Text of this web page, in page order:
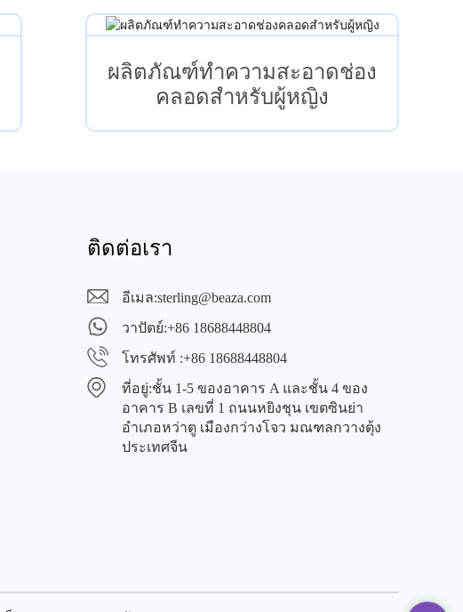
ผลิตภัณฑ์ทำความสะอาดช่อง
คลอดสำหรับผู้หญิง
ติดต่อเรา
อีเมล:sterling@beaza.com
วาปัตย์:+86 18688448804
โทรศัพท์ :+86 18688448804
ที่อยู่:ชั้น 1-5 ของอาคาร A และชั้น 4 ของ
อาคาร B เลขที่ 1 ถนนหยิงชุน เขตซินย่า
อำเภอหว่าตู เมืองกว่างโจว มณฑลกวางตุ้ง
ประเทศจีน